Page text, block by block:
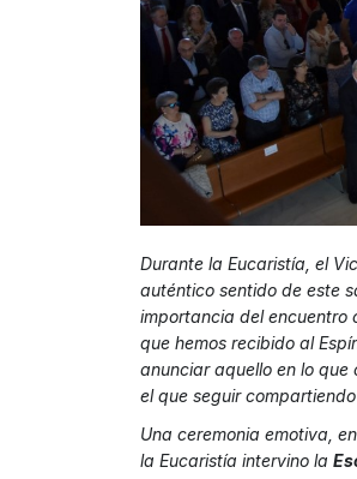
Durante la Eucaristía, el
auténtico sentido de este
importancia del encuentro
que hemos recibido al
anunciar aquello en lo que
el que seguir
Una ceremonia emotiva,
la Eucaristía intervino la